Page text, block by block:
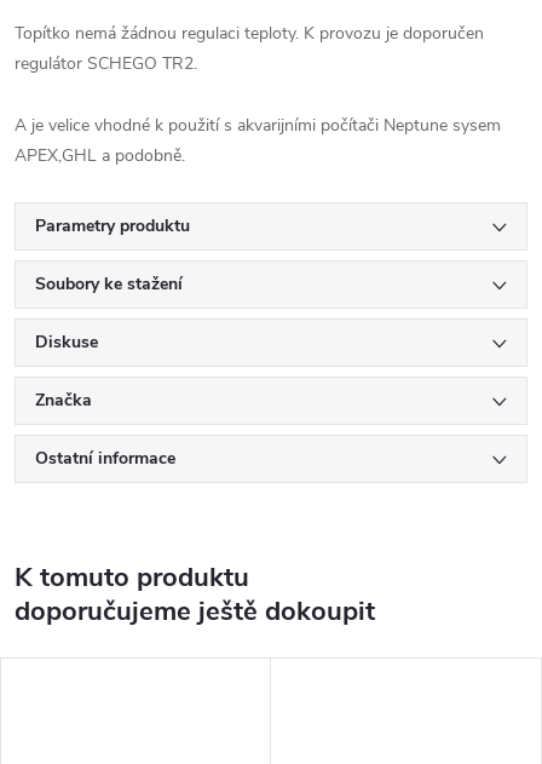
Topítko nemá žádnou regulaci teploty. K provozu je doporučen
regulátor SCHEGO TR2.
A je velice vhodné k použití s akvarijními počítači Neptune sysem
APEX,GHL a podobně.
Parametry produktu
Soubory ke stažení
Diskuse
Značka
Ostatní informace
K tomuto produktu
doporučujeme ještě dokoupit